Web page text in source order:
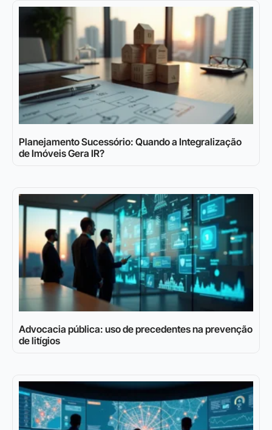
Planejamento Sucessório: Quando a Integralização
de Imóveis Gera IR?
Advocacia pública: uso de precedentes na prevenção
de litígios